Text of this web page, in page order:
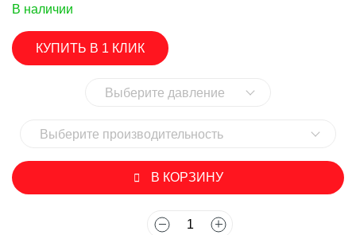
В наличии
КУПИТЬ В 1 КЛИК
Выберите давление
Выберите производительность
В КОРЗИНУ